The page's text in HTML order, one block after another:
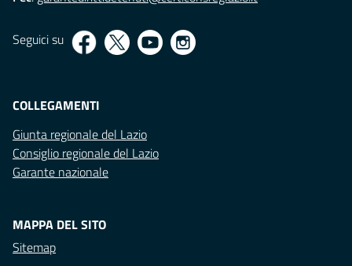
Seguici su
COLLEGAMENTI
Giunta regionale del Lazio
Consiglio regionale del Lazio
Garante nazionale
MAPPA DEL SITO
Sitemap